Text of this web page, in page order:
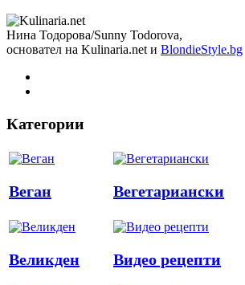
Нина Тодорова/Sunny Todorova,
основател на Kulinaria.net и BlondieStyle.bg
Категории
Веган Вегетариански
Великден Видео рецепти